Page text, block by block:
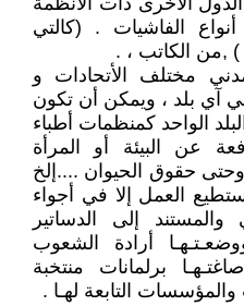
أنواع الفاشيات . (كالتي
) ,من الكاتب ، .
مختلف الأتحادات و
في آي بلد ، ويمكن أن تكون
الواحد كمنظمات أطباء
عن البيئة أو المرأة
حقوق الحيوان ....إلخ
العمل إلا في أجواء
إلى الدساتير
أرادة الشعوب
برلمانات منتخبة
والمؤسسات التابعة لهـا .